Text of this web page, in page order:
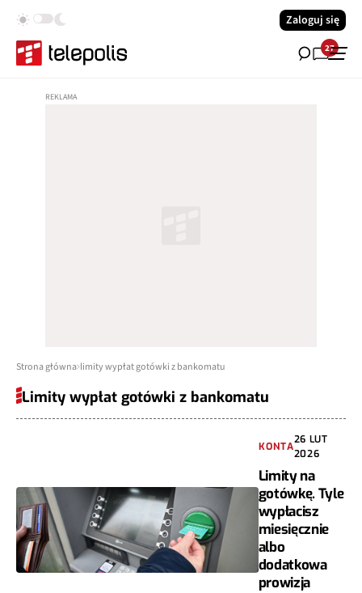
Zaloguj się
27
Strona główna limity wypłat gotówki z bankomatu
Limity wypłat gotówki z bankomatu
KONTA
26 LUT
2026
Limity na
gotówkę. Tyle
wypłacisz
miesięcznie
albo
dodatkowa
prowizja